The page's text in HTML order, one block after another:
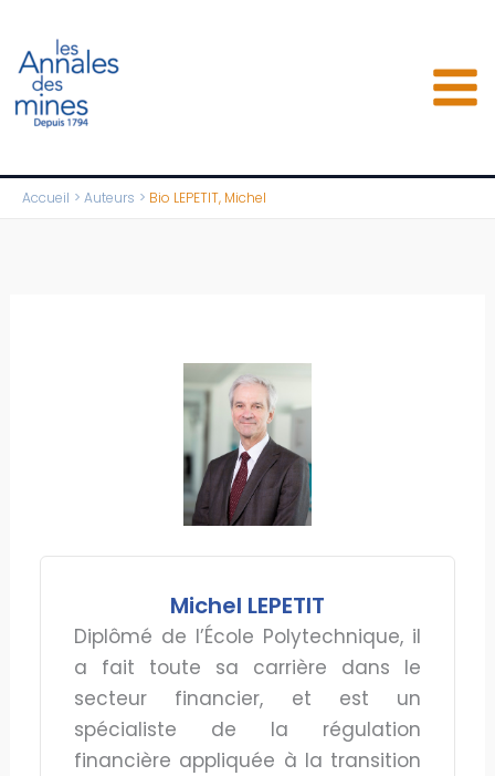
contenu
Accueil Auteurs Bio LEPETIT, Michel
Michel LEPETIT
Diplômé de l’École Polytechnique, il
a fait toute sa carrière dans le
secteur financier, et est un
spécialiste de la régulation
financière appliquée à la transition